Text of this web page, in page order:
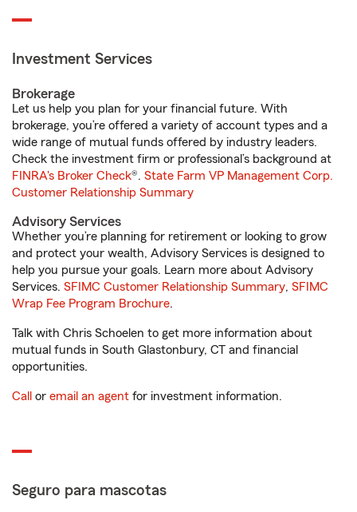
Investment Services
Brokerage
Let us help you plan for your financial future. With
brokerage, you’re offered a variety of account types and a
wide range of mutual funds offered by industry leaders.
Check the investment firm or professional’s background at
FINRA's Broker Check®. State Farm VP Management Corp.
Customer Relationship Summary
Advisory Services
Whether you’re planning for retirement or looking to grow
and protect your wealth, Advisory Services is designed to
help you pursue your goals. Learn more about Advisory
Services. SFIMC Customer Relationship Summary, SFIMC
Wrap Fee Program Brochure.
Talk with Chris Schoelen to get more information about
mutual funds in South Glastonbury, CT and financial
opportunities.
Call or email an agent for investment information.
Seguro para mascotas